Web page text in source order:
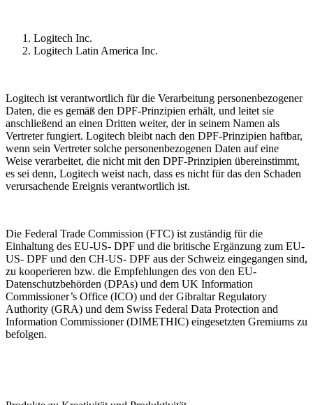
Logitech Inc.
Logitech Latin America Inc.
Logitech ist verantwortlich für die Verarbeitung personenbezogener
Daten, die es gemäß den DPF-Prinzipien erhält, und leitet sie
anschließend an einen Dritten weiter, der in seinem Namen als
Vertreter fungiert. Logitech bleibt nach den DPF-Prinzipien haftbar,
wenn sein Vertreter solche personenbezogenen Daten auf eine
Weise verarbeitet, die nicht mit den DPF-Prinzipien übereinstimmt,
es sei denn, Logitech weist nach, dass es nicht für das den Schaden
verursachende Ereignis verantwortlich ist.
Die Federal Trade Commission (FTC) ist zuständig für die
Einhaltung des EU-US- DPF und die britische Ergänzung zum EU-
US- DPF und den CH-US- DPF aus der Schweiz eingegangen sind,
zu kooperieren bzw. die Empfehlungen des von den EU-
Datenschutzbehörden (DPAs) und dem UK Information
Commissioner’s Office (ICO) und der Gibraltar Regulatory
Authority (GRA) und dem Swiss Federal Data Protection and
Information Commissioner (DIMETHIC) eingesetzten Gremiums zu
befolgen.